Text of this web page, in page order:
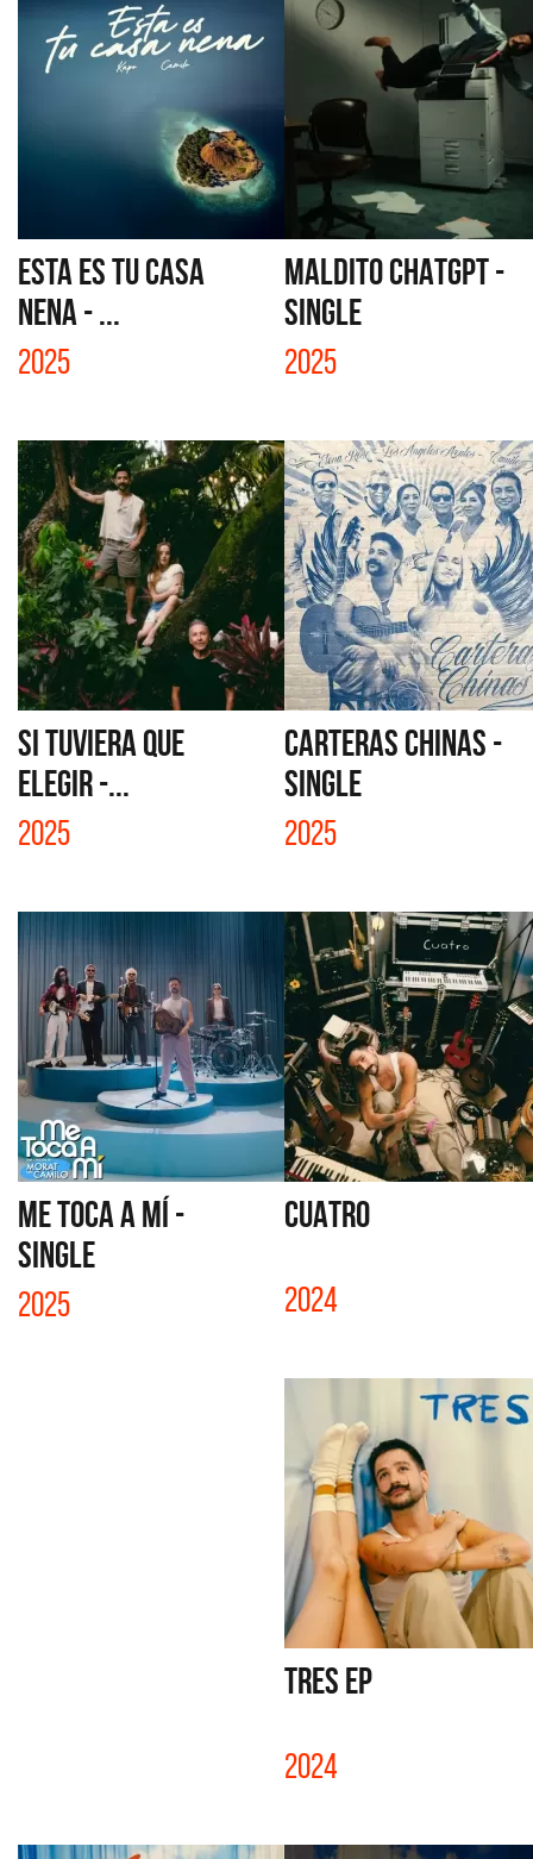
ESTA ES TU CASA
NENA - ...
2025
MALDITO CHATGPT -
SINGLE
2025
SI TUVIERA QUE
ELEGIR -...
2025
CARTERAS CHINAS -
SINGLE
2025
ME TOCA A MÍ -
SINGLE
2025
CUATRO
2024
TRES EP
2024